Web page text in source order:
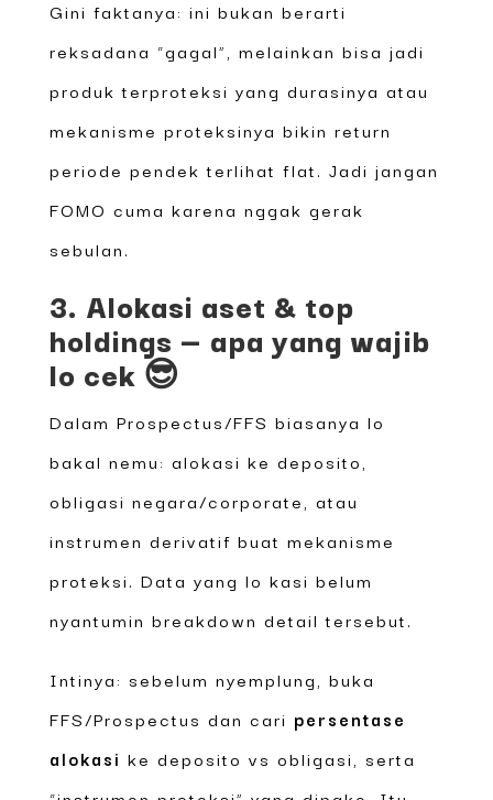
Gini faktanya: ini bukan berarti
reksadana “gagal”, melainkan bisa jadi
produk terproteksi yang durasinya atau
mekanisme proteksinya bikin return
periode pendek terlihat flat. Jadi jangan
FOMO cuma karena nggak gerak
sebulan.
3. Alokasi aset & top
holdings — apa yang wajib
lo cek 😎
Dalam Prospectus/FFS biasanya lo
bakal nemu: alokasi ke deposito,
obligasi negara/corporate, atau
instrumen derivatif buat mekanisme
proteksi. Data yang lo kasi belum
nyantumin breakdown detail tersebut.
Intinya: sebelum nyemplung, buka
FFS/Prospectus dan cari persentase
alokasi ke deposito vs obligasi, serta